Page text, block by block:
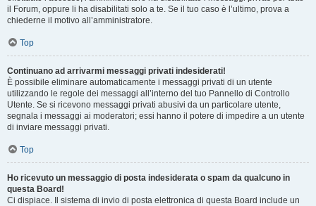
il Forum, oppure li ha disabilitati solo a te. Se il tuo caso è l’ultimo, prova a
chiederne il motivo all’amministratore.
Top
Continuano ad arrivarmi messaggi privati indesiderati!
È possibile eliminare automaticamente i messaggi privati ​​di un utente
utilizzando le regole dei messaggi all’interno del tuo Pannello di Controllo
Utente. Se si ricevono messaggi privati ​​abusivi da un particolare utente,
segnala i messaggi ai moderatori; essi hanno il potere di impedire a un utente
di inviare messaggi privati​​.
Top
Ho ricevuto un messaggio di posta indesiderata o spam da qualcuno in
questa Board!
Ci dispiace. Il sistema di invio di posta elettronica di questa Board include un